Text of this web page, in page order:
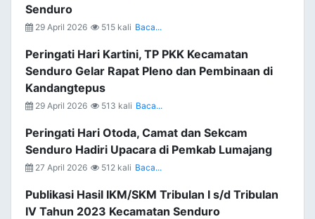
Senduro
29 April 2026 515 kali Baca...
Peringati Hari Kartini, TP PKK Kecamatan
Senduro Gelar Rapat Pleno dan Pembinaan di
Kandangtepus
29 April 2026 513 kali Baca...
Peringati Hari Otoda, Camat dan Sekcam
Senduro Hadiri Upacara di Pemkab Lumajang
27 April 2026 512 kali Baca...
Publikasi Hasil IKM/SKM Tribulan I s/d Tribulan
IV Tahun 2023 Kecamatan Senduro